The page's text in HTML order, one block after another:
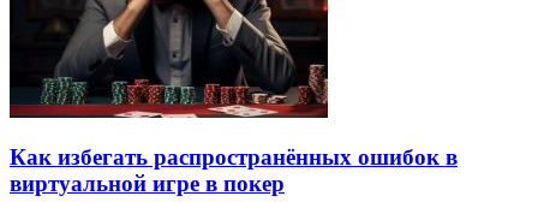
Как избегать распространённых ошибок в
виртуальной игре в покер